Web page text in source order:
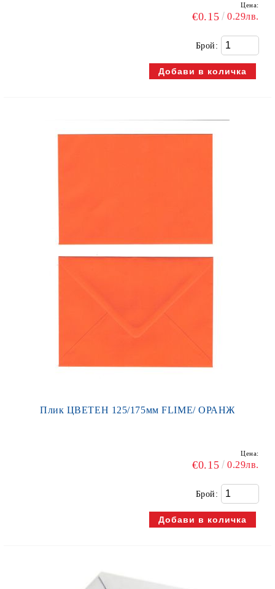
Цена:
€0.15 0.29лв.
Брой:
Плик ЦВЕТЕН 125/175мм FLIME/ ОРАНЖ
Цена:
€0.15 0.29лв.
Брой: